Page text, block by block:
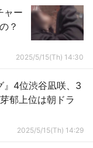
ャー
？
2025/5/15(Th) 14:30
』4位渋谷凪咲、3
郁上位は朝ドラ
2025/5/15(Th) 14:29